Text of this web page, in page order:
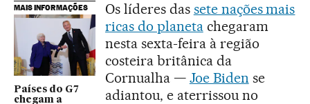
MAIS INFORMAÇÕES
Países do G7
chegam a
Os líderes das sete nações mais
ricas do planetachegaram
nesta sexta-feira à região
costeira britânica da
Cornualha — Joe Biden se
adiantou, e aterrissou no